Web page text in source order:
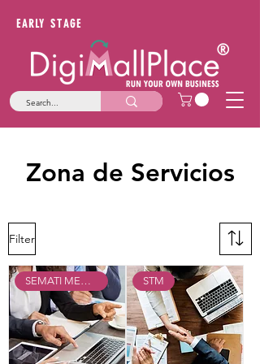
EARLY STAGE
Zona de Servicios
Filter
SEMATI MENTORIAS STM